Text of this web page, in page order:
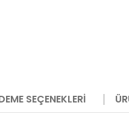
SEÇENEKLERI